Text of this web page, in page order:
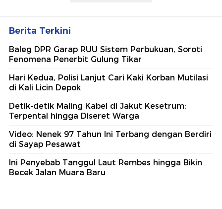
Berita Terkini
Baleg DPR Garap RUU Sistem Perbukuan, Soroti
Fenomena Penerbit Gulung Tikar
Hari Kedua, Polisi Lanjut Cari Kaki Korban Mutilasi
di Kali Licin Depok
Detik-detik Maling Kabel di Jakut Kesetrum:
Terpental hingga Diseret Warga
Video: Nenek 97 Tahun Ini Terbang dengan Berdiri
di Sayap Pesawat
Ini Penyebab Tanggul Laut Rembes hingga Bikin
Becek Jalan Muara Baru